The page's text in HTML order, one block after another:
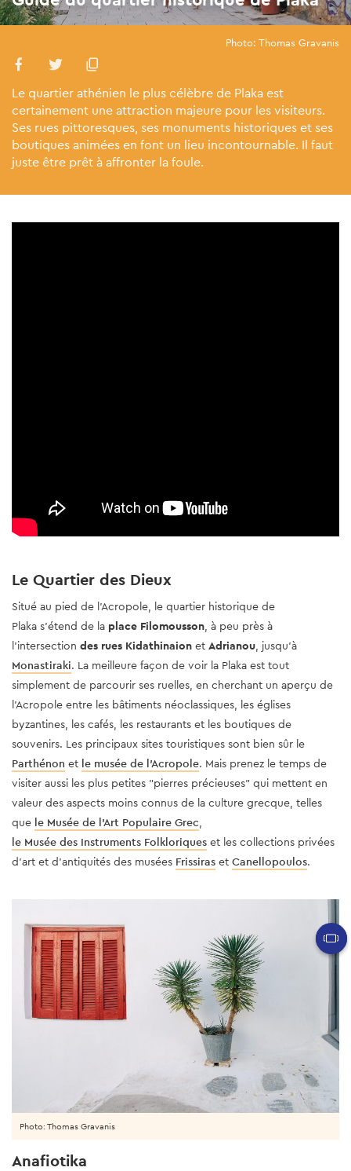
Photo: Thomas Gravanis
Le quartier athénien le plus célèbre de Plaka est
certainement une attraction majeure pour les visiteurs.
Ses rues pittoresques, ses monuments historiques et ses
boutiques animées en font un lieu incontournable. Il faut
juste être prêt à affronter la foule.
Le Quartier des Dieux
Situé au pied de l'Acropole, le quartier historique de
Plaka s'étend de la place Filomousson, à peu près à
l'intersection des rues Kidathinaion et Adrianou, jusqu'à
Monastiraki. La meilleure façon de voir la Plaka est tout
simplement de parcourir ses ruelles, en cherchant un aperçu de
l'Acropole entre les bâtiments néoclassiques, les églises
byzantines, les cafés, les restaurants et les boutiques de
souvenirs. Les principaux sites touristiques sont bien sûr le
Parthénon et le musée de l'Acropole. Mais prenez le temps de
visiter aussi les plus petites "pierres précieuses" qui mettent en
valeur des aspects moins connus de la culture grecque, telles
que le Musée de l’Art Populaire Grec,
le Musée des Instruments Folkloriques et les collections privées
d'art et d'antiquités des musées Frissiras et Canellopoulos.
Photo: Thomas Gravanis
Anafiotika